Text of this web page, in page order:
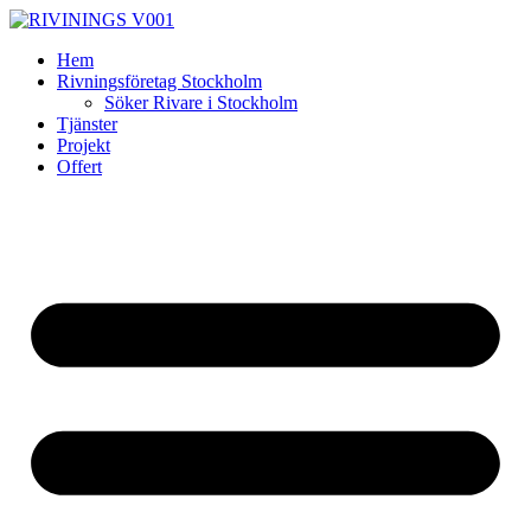
Skip
contentHem
Rivningsföretag Stockholm
Söker Rivare i Stockholm
Tjänster
Projekt
Offert